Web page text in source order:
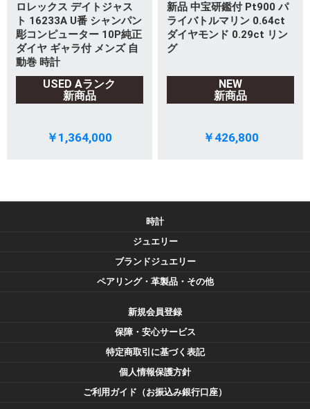
ロレックス デイトジャス
ト 16233A U番 シャンパン
彫コンピューター 10P純正
ダイヤ ギャラ付 メンズ 自
動巻 時計
USED Aランク
新商品
￥1,364,000
新品 中宝研鑑付 Pt900 パ
ライバトルマリン 0.64ct
ダイヤモンド 0.29ct リン
グ
NEW
新商品
￥426,800
時計
ジュエリー
ブランドジュエリー
ペアリング・革製品・その他
新規会員登録
保障・安心サービス
特定商取引に基づく表記
個人情報保護方針
ご利用ガイド（お振込み銀行口座）